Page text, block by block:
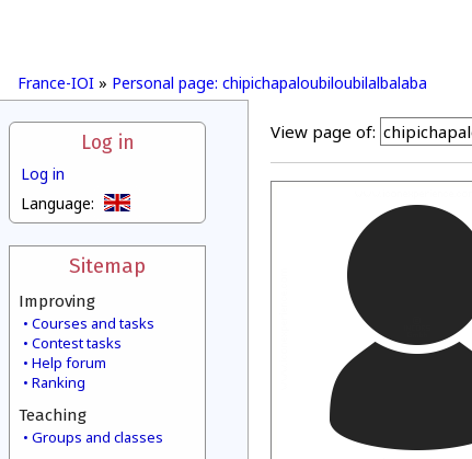
France-IOI » Personal page: chipichapaloubiloubilalbalaba
Log in
Log in
Language:
Sitemap
Improving
Courses and tasks
Contest tasks
Help forum
Ranking
Teaching
Groups and classes
View page of: